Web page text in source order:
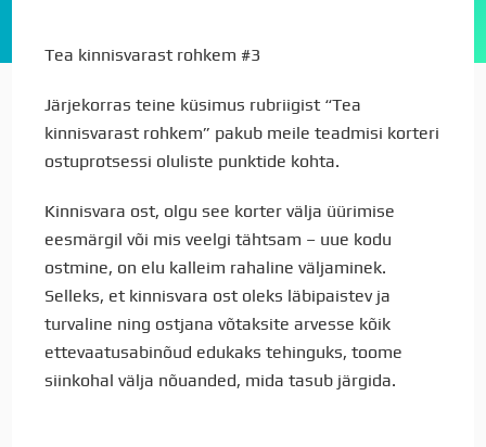
Tea kinnisvarast rohkem #3
Järjekorras teine küsimus rubriigist “Tea
kinnisvarast rohkem” pakub meile teadmisi korteri
ostuprotsessi oluliste punktide kohta.
Kinnisvara ost, olgu see korter välja üürimise
eesmärgil või mis veelgi tähtsam – uue kodu
ostmine, on elu kalleim rahaline väljaminek.
Selleks, et kinnisvara ost oleks läbipaistev ja
turvaline ning ostjana võtaksite arvesse kõik
ettevaatusabinõud edukaks tehinguks, toome
siinkohal välja nõuanded, mida tasub järgida.